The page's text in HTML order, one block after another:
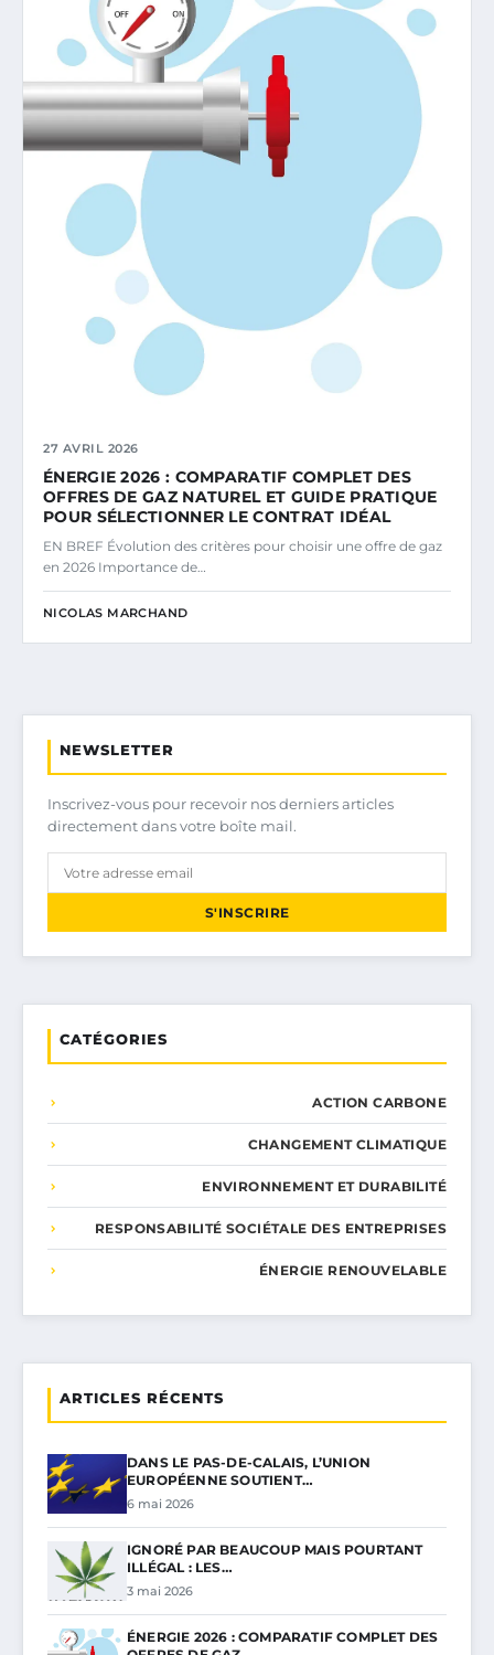
27 AVRIL 2026
ÉNERGIE 2026 : COMPARATIF COMPLET DES
OFFRES DE GAZ NATUREL ET GUIDE PRATIQUE
POUR SÉLECTIONNER LE CONTRAT IDÉAL
EN BREF Évolution des critères pour choisir une offre de gaz
en 2026 Importance de…
NICOLAS MARCHAND
NEWSLETTER
Inscrivez-vous pour recevoir nos derniers articles
directement dans votre boîte mail.
S'INSCRIRE
CATÉGORIES
ACTION CARBONE
CHANGEMENT CLIMATIQUE
ENVIRONNEMENT ET DURABILITÉ
RESPONSABILITÉ SOCIÉTALE DES ENTREPRISES
ÉNERGIE RENOUVELABLE
ARTICLES RÉCENTS
DANS LE PAS-DE-CALAIS, L’UNION
EUROPÉENNE SOUTIENT…
6 mai 2026
IGNORÉ PAR BEAUCOUP MAIS POURTANT
ILLÉGAL : LES…
3 mai 2026
ÉNERGIE 2026 : COMPARATIF COMPLET DES